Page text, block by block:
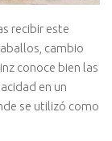
recibir este
cambio
conoce bien las
en un
se utilizó como